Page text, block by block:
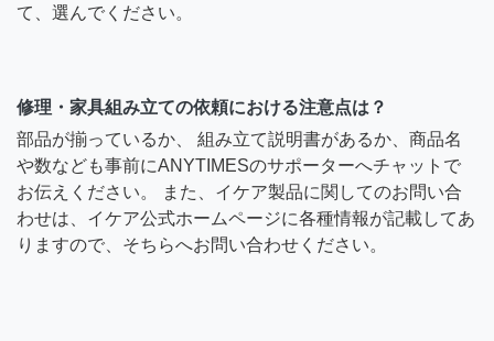
て、選んでください。
修理・家具組み立ての依頼における注意点は？
部品が揃っているか、 組み立て説明書があるか、商品名
や数なども事前にANYTIMESのサポーターへチャットで
お伝えください。 また、イケア製品に関してのお問い合
わせは、イケア公式ホームページに各種情報が記載してあ
りますので、そちらへお問い合わせください。